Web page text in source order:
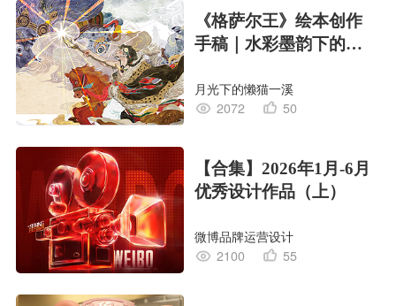
《格萨尔王》绘本创作
手稿｜水彩墨韵下的史
月光下的懒猫一溪
2072
50
【合集】2026年1月-6月
优秀设计作品（上）
微博品牌运营设计
2100
55